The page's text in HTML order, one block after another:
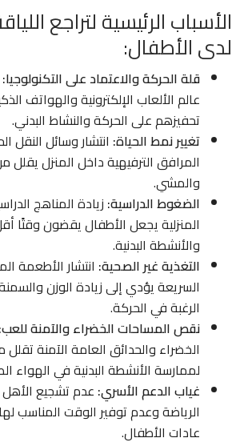
الأسباب الرئيسية لتراجع
لدى الأطفال:
قلة الحركة والاعتماد على التكنولوجيا:
عالم الألعاب الإلكترونية والهواتف
تحفيزهم على الحركة والنشاط البدني.
تغيير نمط الحياة: انتشار وسائل النقل
المرافق الترفيهية داخل المنزل يقلل
والمشي.
الضغوط الدراسية: زيادة المناهج
المنزلية يجعل الأطفال يقضون وقتًا
والأنشطة البدنية.
التغذية غير الصحية: انتشار الأطعمة
السريعة يؤدي إلى زيادة الوزن
الرغبة في الحركة.
نقص المساحات الخضراء والآمنة للعب:
الخضراء والحدائق العامة الآمنة
لممارسة الأنشطة البدنية في الهواء
غياب الدعم الأسري: عدم تشجيع
الرياضة وعدم توفير الوقت المناسب
عادات الأطفال.